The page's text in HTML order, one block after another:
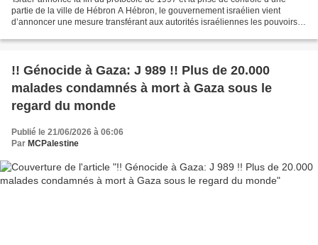
partie de la ville de Hébron A Hébron, le gouvernement israélien vient
d’annoncer une mesure transférant aux autorités israéliennes les pouvoirs
!! Génocide à Gaza: J 989 !! Plus de 20.000
malades condamnés à mort à Gaza sous le
regard du monde
Publié le 21/06/2026 à 06:06
Par MCPalestine